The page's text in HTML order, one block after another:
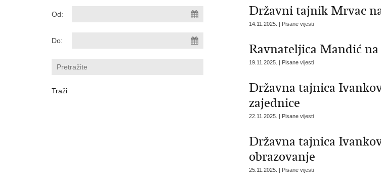
Od:
Do:
Državni tajnik Mrvac
14.11.2025. | Pisane vijesti
Ravnateljica Mandić
19.11.2025. | Pisane vijesti
Državna tajnica
zajednice
22.11.2025. | Pisane vijesti
Državna tajnica
obrazovanje
25.11.2025. | Pisane vijesti